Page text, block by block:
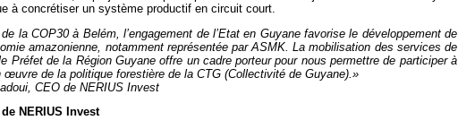
à concrétiser un système productif en circuit court.
la COP30 à Belém, l’engagement de l’Etat en Guyane favorise le développement de
amazonienne, notamment représentée par ASMK. La mobilisation des services de
Préfet de la Région Guyane offre un cadre porteur pour nous permettre de participer à
œuvre de la politique forestière de la CTG (Collectivité de Guyane).»
CEO de NERIUS Invest
NERIUS Invest